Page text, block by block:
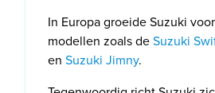
In Europa groeide Suzuki
modellen zoals deSuzuki
en Suzuki Jimny.